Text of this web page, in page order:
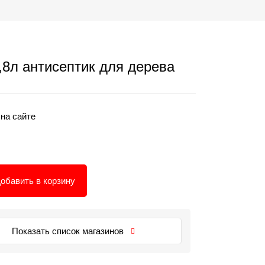
антисептик для дерева
сайте
в корзину
Показать список магазинов